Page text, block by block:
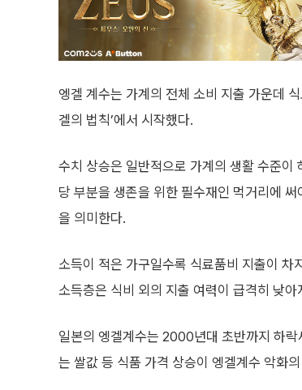
엥겔 계수는 가계의 전체 소비 지출 가운데
겔의 법칙’에서 시작했다.
수치 상승은 일반적으로 가계의 생활 수준
당 부분을 생존을 위한 필수재인 먹거리에
을 의미한다.
소득이 적은 가구일수록 식료품비 지출이 차
소득층은 식비 외의 지출 여력이 급격히 낮
일본의 엥겔계수는 2000년대 초반까지 하
는 쌀값 등 식품 가격 상승이 엥겔계수 악화